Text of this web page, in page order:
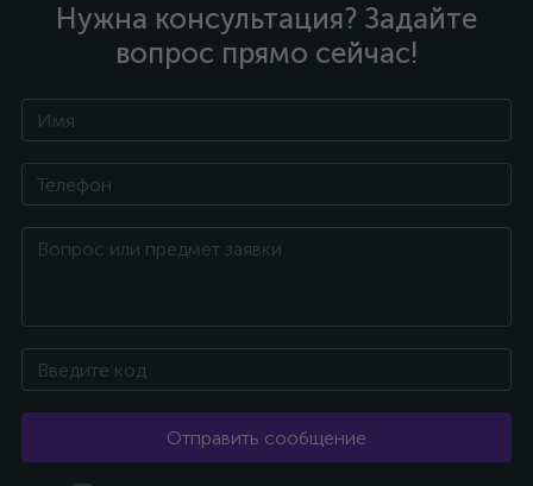
Нужна консультация? Задайте
вопрос прямо сейчас!
Отправить сообщение